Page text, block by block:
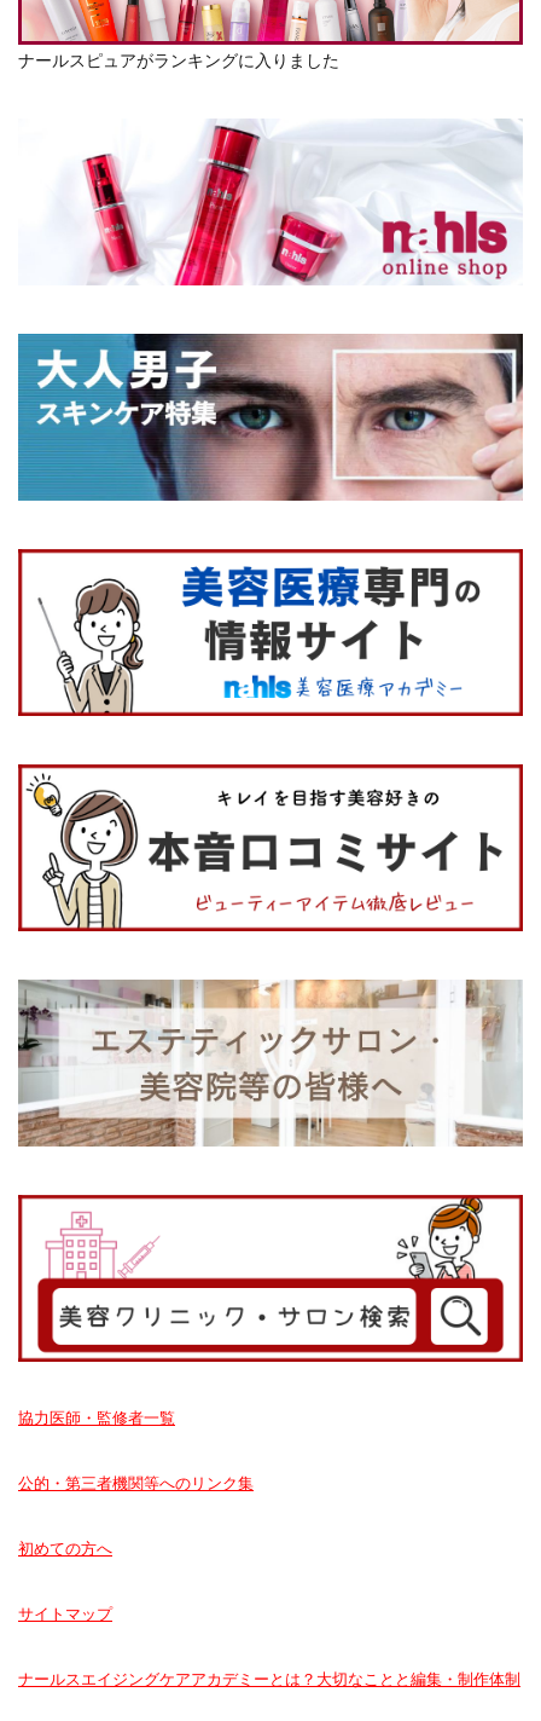
ナールスピュアがランキングに入りました
協力医師・監修者一覧
公的・第三者機関等へのリンク集
初めての方へ
サイトマップ
ナールスエイジングケアアカデミーとは？大切なことと編集・制作体制